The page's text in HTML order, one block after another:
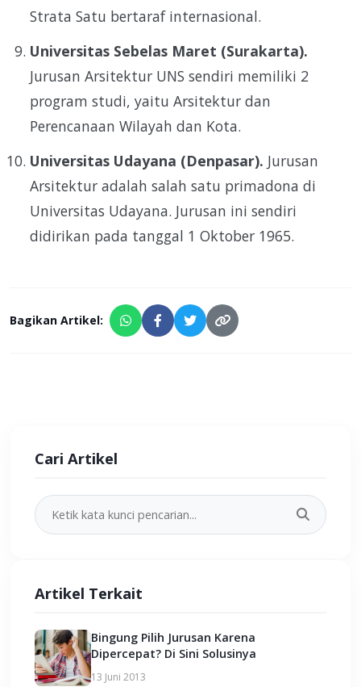
Strata Satu bertaraf internasional.
Universitas Sebelas Maret (Surakarta).
Jurusan Arsitektur UNS sendiri memiliki 2
program studi, yaitu Arsitektur dan
Perencanaan Wilayah dan Kota.
Universitas Udayana (Denpasar). Jurusan
Arsitektur adalah salah satu primadona di
Universitas Udayana. Jurusan ini sendiri
didirikan pada tanggal 1 Oktober 1965.
Bagikan Artikel:
Cari Artikel
Artikel Terkait
Bingung Pilih Jurusan Karena
Dipercepat? Di Sini Solusinya
13 Juni 2013